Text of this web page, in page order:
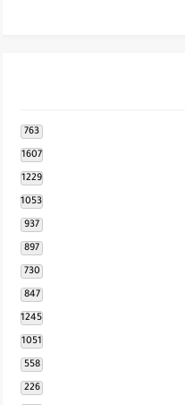
763
1607
1229
1053
937
897
730
847
1245
1051
558
226